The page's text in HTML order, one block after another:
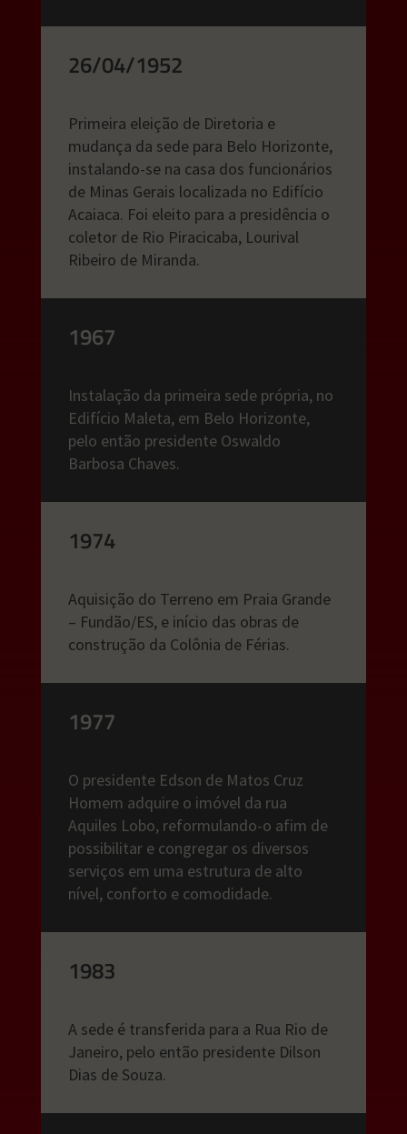
26/04/1952
Primeira eleição de Diretoria e
mudança da sede para Belo Horizonte,
instalando-se na casa dos funcionários
de Minas Gerais localizada no Edifício
Acaiaca. Foi eleito para a presidência o
coletor de Rio Piracicaba, Lourival
Ribeiro de Miranda.
1967
Instalação da primeira sede própria, no
Edifício Maleta, em Belo Horizonte,
pelo então presidente Oswaldo
Barbosa Chaves.
1974
Aquisição do Terreno em Praia Grande
– Fundão/ES, e início das obras de
construção da Colônia de Férias.
1977
O presidente Edson de Matos Cruz
Homem adquire o imóvel da rua
Aquiles Lobo, reformulando-o afim de
possibilitar e congregar os diversos
serviços em uma estrutura de alto
nível, conforto e comodidade.
1983
A sede é transferida para a Rua Rio de
Janeiro, pelo então presidente Dilson
Dias de Souza.